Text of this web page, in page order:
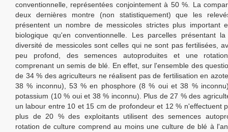
conventionnelle, représentées conjointement à 50 %. La
deux dernières montre (non statistiquement) que les
présentent un nombre de messicoles strictes plus important
biologique qu'en conventionnelle. Les parcelles présentant
diversité de messicoles sont celles qui ne sont pas fertilisées,
peu profond, des semences autoproduites et une
comprenant un semis de blé. En effet, sur l'ensemble des
de 34 % des agriculteurs ne réalisent pas de fertilisation en
38 % inconnu), 53 % en phosphore (8 % oui et 38 %
potassium (10 % oui et 38 % inconnu). Plus de 27 % des
un labour entre 10 et 15 cm de profondeur et 12 % n'effectuent
plus de 20 % des exploitants utilisent des semences
rotation de culture comprend au moins une culture de blé à